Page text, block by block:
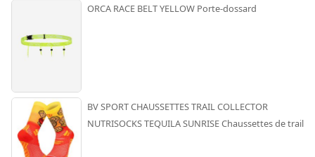
ORCA RACE BELT YELLOW Porte-dossard
BV SPORT CHAUSSETTES TRAIL COLLECTOR
NUTRISOCKS TEQUILA SUNRISE Chaussettes de trail